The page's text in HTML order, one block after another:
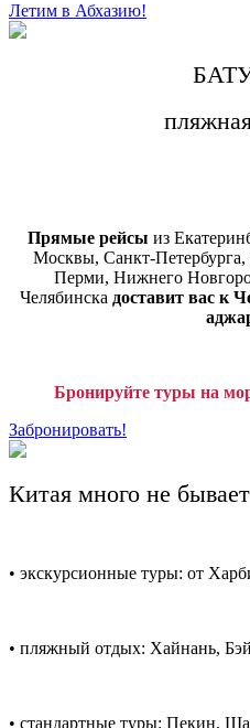
Летим в Абхазию!
Прямые рейсы из
Москвы, Санкт-
Перми, Нижнего
Челябинска доставит вас к
Бронируйте туры на
Забронировать!
Китая много не бывает
• экскурсионные туры: от
• пляжный отдых: Хайнань,
• стандартные туры: Пекин,